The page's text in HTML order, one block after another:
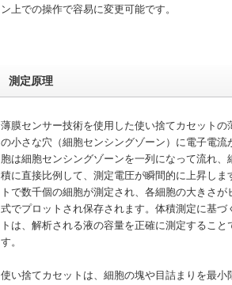
ン上での操作で容易に変更可能です。
測定原理
薄膜センサー技術を使用した使い捨てカセットの
の小さな穴（細胞センシングゾーン）に電子電流
胞は細胞センシングゾーンを一列になって流れ、
積に直接比例して、測定電圧が瞬間的に上昇しま
トで数千個の細胞が測定され、各細胞の大きさが
式でプロットされ保存されます。体積測定に基づ
トは、解析される液の容量を正確に測定すること
す。
使い捨てカセットは、細胞の塊や目詰まりを最